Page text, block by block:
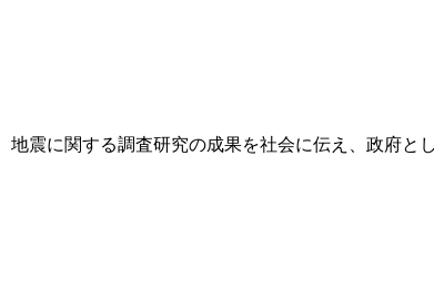
震に関する調査研究の成果を社会に伝え、政府と